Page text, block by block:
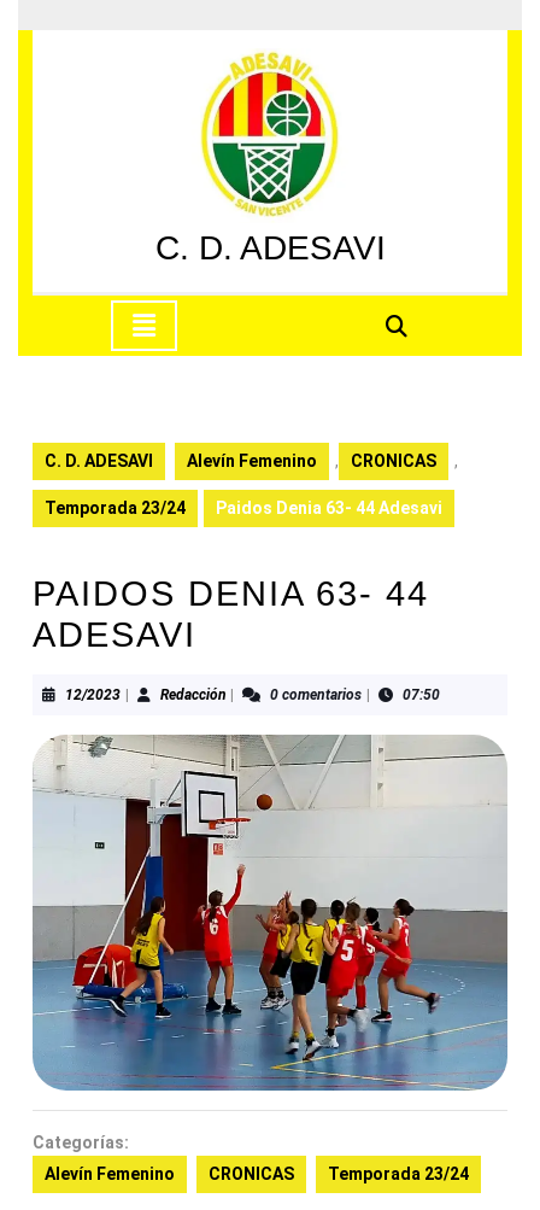
al
C. D. ADESAVI
apertura
C. D. ADESAVI Alevín Femenino , CRONICAS ,
Temporada 23/24 Paidos Denia 63- 44 Adesavi
PAIDOS DENIA 63- 44
ADESAVI
12/202312/2023RedacciónRedacción0 comentarios 07:50
Categorías:
Alevín Femenino
CRONICAS Temporada 23/24